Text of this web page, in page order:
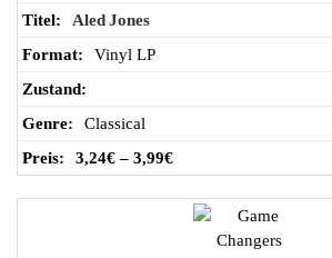
Aled Jones
Vinyl LP
Classical
3,24€ – 3,99€